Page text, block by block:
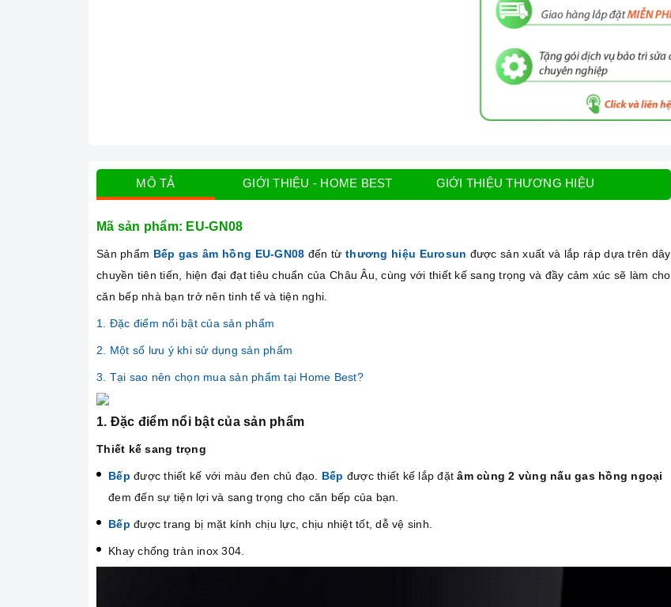
MÔ TẢ GIỚI THIỆU - HOME BEST GIỚI THIỆU THƯƠNG HIỆU
Mã sản phẩm: EU-GN08
Sản phẩm Bếp gas âm hồng EU-GN08 đến từthương hiệu Eurosun được sản xuất và lắp ráp dựa trên dây
chuyền tiên tiến, hiện đại đạt tiêu chuẩn của Châu Âu, cùng với thiết kế sang trọng và đầy cảm xúc sẽ làm cho
căn bếp nhà bạn trở nên tinh tế và tiện nghi.
1. Đặc điểm nổi bật của sản phẩm
2. Một số lưu ý khi sử dụng sản phẩm
3. Tại sao nên chọn mua sản phẩm tại Home Best?
1. Đặc điểm nổi bật của sản phẩm
Thiết kế sang trọng
Bếp được thiết kế với màu đen chủ đạo. Bếp được thiết kế lắp đặtâm cùng 2 vùng nấu gas hồng ngoại
đem đến sự tiện lợi và sang trọng cho căn bếp của bạn.
Bếp được trang bị mặt kính chịu lực, chịu nhiệt tốt, dễ vệ sinh.
Khay chống tràn inox 304.